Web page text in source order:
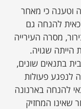
וטענה כי מאחר
להנחה גם
מסרה העירייה
הייתה שגויה.
בתנאים שונים,
לנפגע פעולות
להנחה בארנונה
שאינו המחזיק